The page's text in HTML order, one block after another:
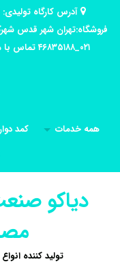
همه خدمات کمد دوار
دیاکو
تولید کننده